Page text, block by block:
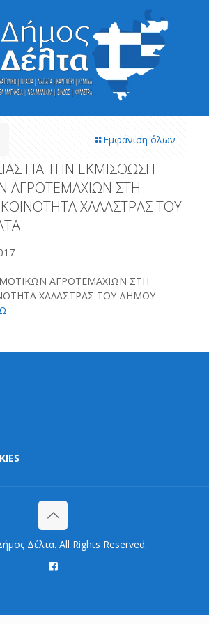
Εμφάνιση όλων
ΓΙΑ ΤΗΝ ΕΚΜΙΣΘΩΣΗ
ΑΓΡΟΤΕΜΑΧΙΩΝ ΣΤΗ
ΧΑΛΑΣΤΡΑΣ ΤΟΥ
ΑΓΡΟΤΕΜΑΧΙΩΝ ΣΤΗ
ΧΑΛΑΣΤΡΑΣ ΤΟΥ ΔΗΜΟΥ
Δέλτα. All Rights Reserved.